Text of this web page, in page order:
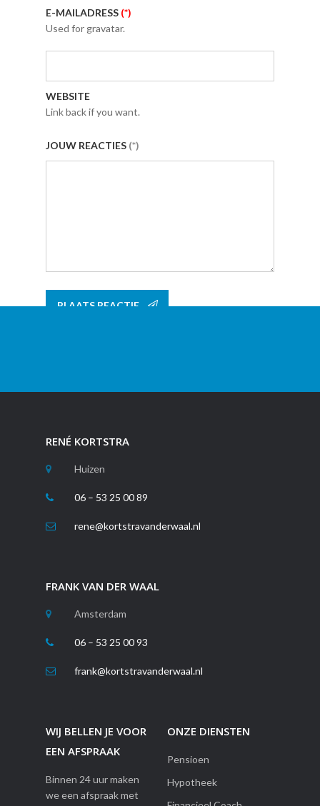
E-MAILADRESS (*)
Used for gravatar.
WEBSITE
Link back if you want.
JOUW REACTIES (*)
RENÉ KORTSTRA
Huizen
06 – 53 25 00 89
rene@kortstravanderwaal.nl
FRANK VAN DER WAAL
Amsterdam
06 – 53 25 00 93
frank@kortstravanderwaal.nl
WIJ BELLEN JE VOOR
EEN AFSPRAAK
Binnen 24 uur maken
we een afspraak met
ONZE DIENSTEN
Pensioen
Hypotheek